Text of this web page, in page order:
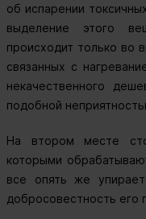
об испарении
выделение этого
происходит только во
связанных с
некачественного
подобной
На втором месте
которыми
все опять же
добросовестность его